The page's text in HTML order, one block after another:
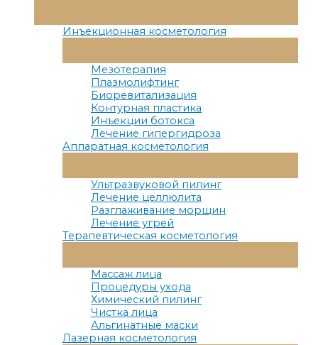
Меню
Инъекционная косметология
Меню
Мезотерапия
Плазмолифтинг
Биоревитализация
Контурная пластика
Инъекции ботокса
Лечение гипергидроза
Аппаратная косметология
Меню
Ультразвуковой пилинг
Лечение целлюлита
Разглаживание морщин
Лечение угрей
Терапевтическая косметология
Меню
Массаж лица
Процедуры ухода
Химический пилинг
Чистка лица
Альгинатные маски
Лазерная косметология